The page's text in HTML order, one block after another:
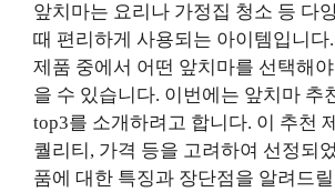
앞치마는 요리나 가정집 청소 등 다
때 편리하게 사용되는 아이템입니다
제품 중에서 어떤 앞치마를 선택해
을 수 있습니다. 이번에는 앞치마 추
top3를 소개하려고 합니다. 이 추천
퀄리티, 가격 등을 고려하여 선정되
품에 대한 특징과 장단점을 알려드